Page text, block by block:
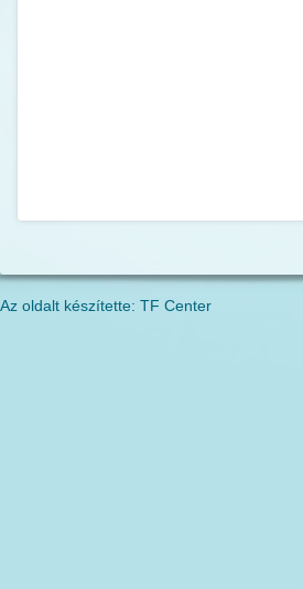
Az oldalt készítette: TF Center